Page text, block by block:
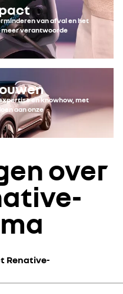
van afval en het
verantwoorde
en knowhow, met
aan onze
over
Renative-